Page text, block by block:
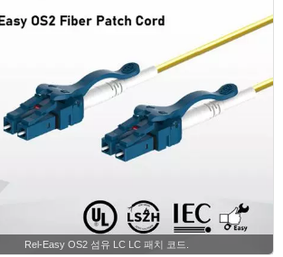
Rel-Easy OS2 섬유 LC LC 패치 코드.